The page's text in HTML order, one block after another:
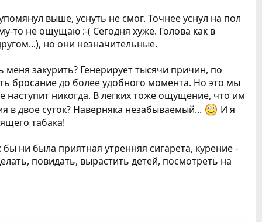
выше, уснуть не смог. Точнее уснул на пол
то не ощущаю :-( Сегодня хуже. Голова как в
но они незначительные.
закурить? Генерирует тысячи причин, по
бросание до более удобного момента. Но это мы
наступит никогда. В легких тоже ощущение, что им
в двое суток? Наверняка незабываемый...
И я
табака!
ни была приятная утренняя сигарета, курение -
повидать, вырастить детей, посмотреть на